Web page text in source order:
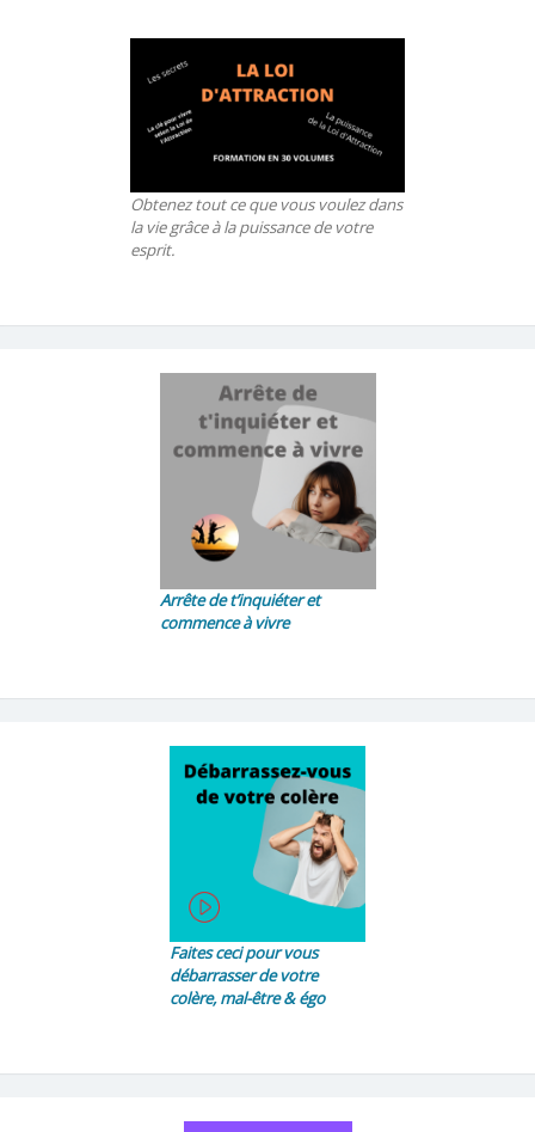
Obtenez tout ce que vous voulez dans
la vie grâce à la puissance de votre
esprit.
Arrête de t’inquiéter et
commence à vivre
Faites ceci pour vous
débarrasser de votre
colère, mal-être & égo